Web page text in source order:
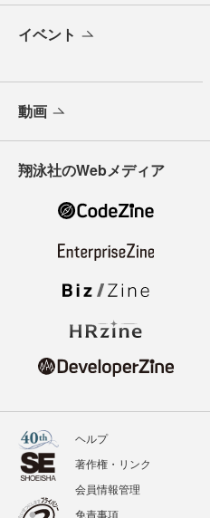
イベント
動画
翔泳社のWebメディア
ヘルプ
著作権・リンク
会員情報管理
免責事項